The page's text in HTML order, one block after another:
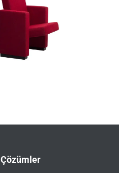
Çözümler